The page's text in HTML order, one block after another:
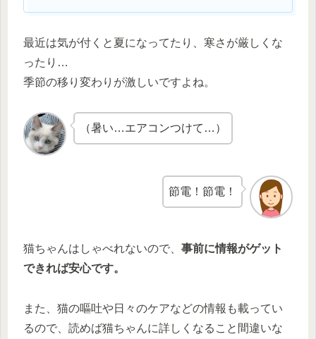
最近は気が付くと夏になってたり、寒さが厳しくな
ったり…
季節の移り変わりが激しいですよね。
（暑い…エアコンつけて…）
節電！節電！
猫ちゃんはしゃべれないので、 事前に情報がゲット
できれば安心です。
また、猫の嘔吐や日々のケアなどの情報も載ってい
るので、読めば猫ちゃんに詳しくなること間違いな